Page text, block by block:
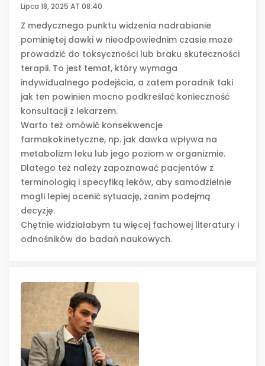
Lipca 18, 2025 AT 08:40
Z medycznego punktu widzenia nadrabianie
pominiętej dawki w nieodpowiednim czasie może
prowadzić do toksyczności lub braku skuteczności
terapii. To jest temat, który wymaga
indywidualnego podejścia, a zatem poradnik taki
jak ten powinien mocno podkreślać konieczność
konsultacji z lekarzem.
Warto też omówić konsekwencje
farmakokinetyczne, np. jak dawka wpływa na
metabolizm leku lub jego poziom w organizmie.
Dlatego też należy zapoznawać pacjentów z
terminologią i specyfiką leków, aby samodzielnie
mogli lepiej ocenić sytuację, zanim podejmą
decyzję.
Chętnie widziałabym tu więcej fachowej literatury i
odnośników do badań naukowych.